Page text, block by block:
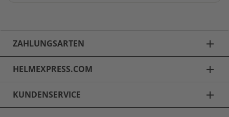
ZAHLUNGSARTEN add
HELMEXPRESS.COM add
KUNDENSERVICE add